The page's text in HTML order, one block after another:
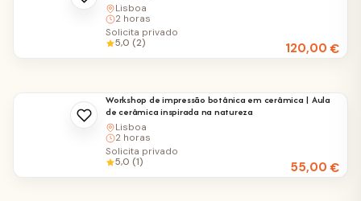
Lisboa
2 horas
120,00€
Solicita privado
5,0 (2)
Workshop de impressão botânica em cerâmica | Aula
de cerâmica inspirada na natureza
Lisboa
2 horas
55,00€
Solicita privado
5,0 (1)